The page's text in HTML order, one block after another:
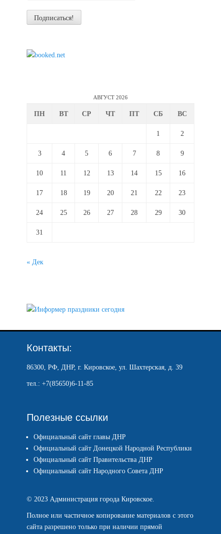
АВГУСТ 2026
ПН ВТ СР ЧТ ПТ СБ ВС
1 2
3 4 5 6 7 8 9
10 11 12 13 14 15 16
17 18 19 20 21 22 23
24 25 26 27 28 29 30
31
« Дек
Контакты:
86300, РФ, ДНР, г. Кировское, ул. Шахтерская, д. 39
тел.: +7(85650)6-11-85
Полезные ссылки
Официальный сайт главы ДНР
Официальный сайт Донецкой Народной Республики
Официальный сайт Правительства ДНР
Официальный сайт Народного Совета ДНР
© 2023 Администрация города Кировское.
Полное или частичное копирование материалов с этого
сайта разрешено только при наличии прямой